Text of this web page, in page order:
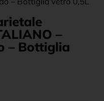
–
– Bottiglia